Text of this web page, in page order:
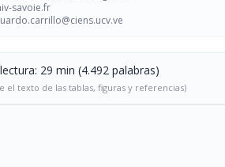
savoie.fr
29 min (4.492 palabras)
el texto de las tablas, figuras y referencias)